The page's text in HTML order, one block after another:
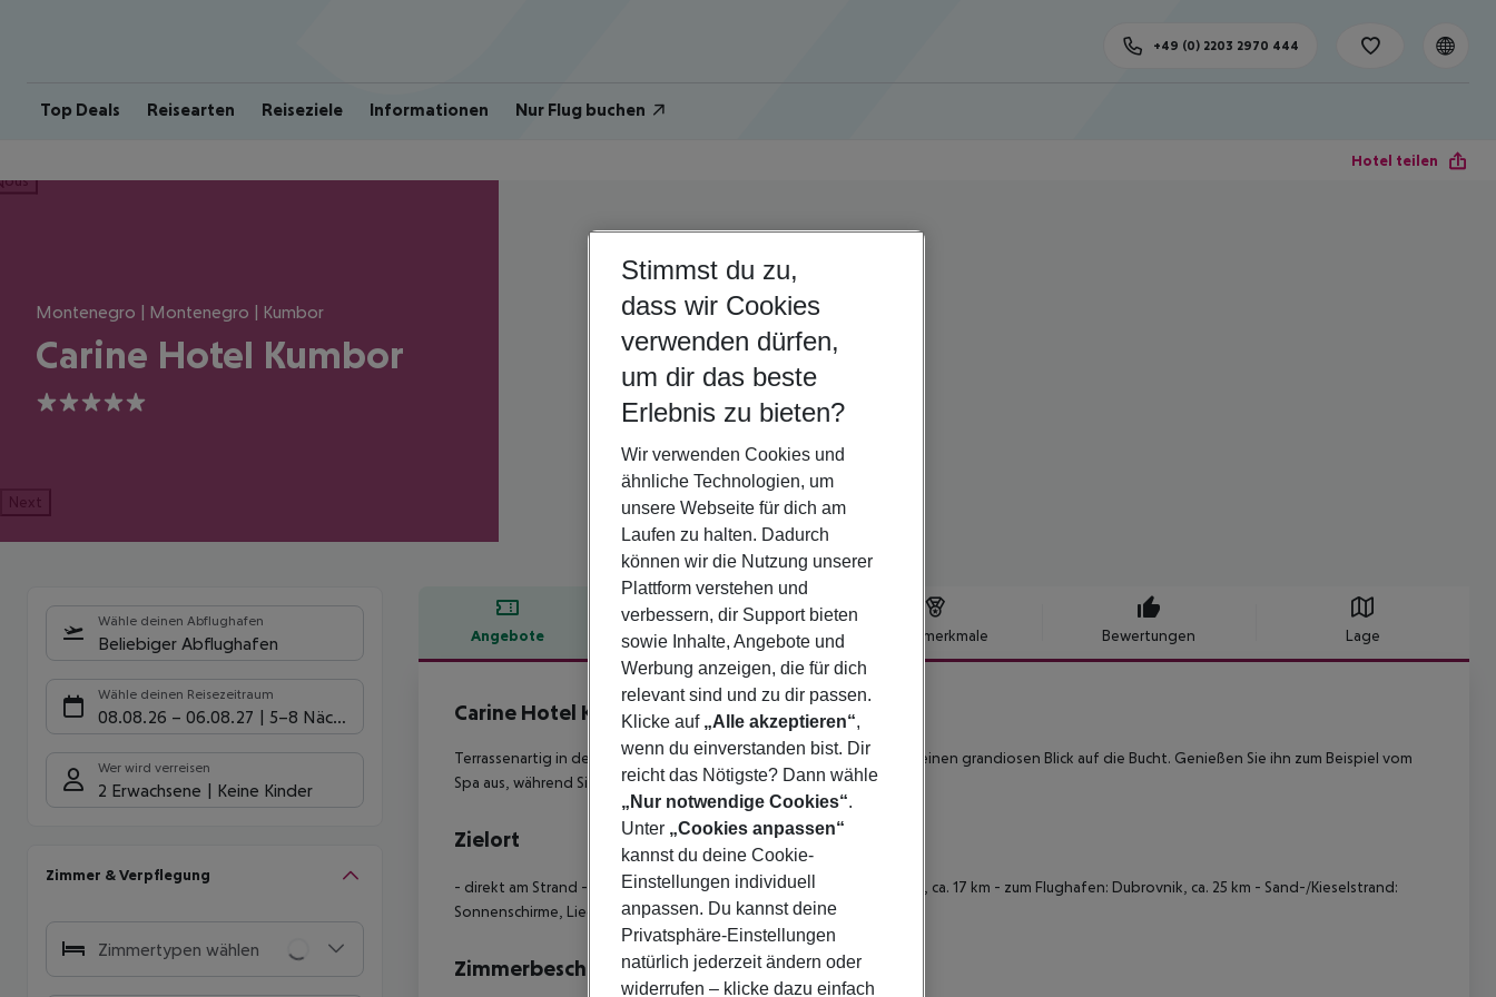
Top Deals Reisearten Reiseziele Informationen Nur Flug buchen
+49 (0) 2203 2970 444
Hotel teilen
Montenegro | Montenegro | Kumbor
Carine Hotel Kumbor
5
Next
Wähle deinen Abflughafen
Beliebiger Abflughafen
Wähle deinen Reisezeitraum
08.08.26 – 06.08.27 5-8 Nächte
Wer wird verreisen
2 Erwachsene Keine Kinder
Zimmer & Verpflegung
Zimmertypen wählen
Angebote Hotelbeschreibung Hotelmerkmale Bewertungen Lage
Hotelbeschreibung
Carine Hotel Kumbor
5
Terrassenartig in den Hang gebaut, gewährt das erstklassige Hotel einen grandiosen Blick auf die Bucht. Genießen Sie ihn zum Beispiel vom
Spa aus, während Sie sich mit einer Massage verwöhnen lassen!
Zielort
- direkt am Strand - zum Ortszentrum: ca. 1 km - zum Flughafen: Tivat, ca. 17 km - zum Flughafen: Dubrovnik, ca. 25 km - Sand-/Kieselstrand:
Sonnenschirme, Liegen
Zimmerbeschreibung
Stimmst du zu,
dass wir Cookies
verwenden dürfen,
um dir das beste
Erlebnis zu bieten?
Wir verwenden Cookies und
ähnliche Technologien, um
unsere Webseite für dich am
Laufen zu halten. Dadurch
können wir die Nutzung unserer
Plattform verstehen und
verbessern, dir Support bieten
sowie Inhalte, Angebote und
Werbung anzeigen, die für dich
relevant sind und zu dir passen.
Klicke auf „Alle akzeptieren“,
wenn du einverstanden bist. Dir
reicht das Nötigste? Dann wähle
„Nur notwendige Cookies“.
Unter „Cookies anpassen“
kannst du deine Cookie-
Einstellungen individuell
anpassen. Du kannst deine
Privatsphäre-Einstellungen
natürlich jederzeit ändern oder
widerrufen – klicke dazu einfach